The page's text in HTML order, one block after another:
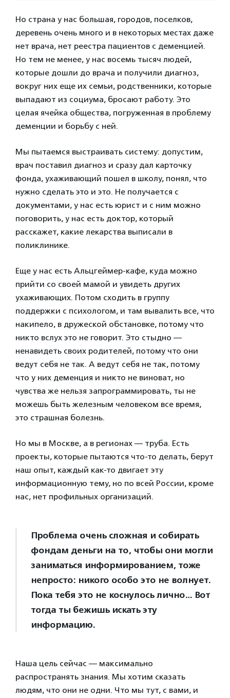
Но страна у нас большая, городов, поселков,
деревень очень много и в некоторых местах даже
нет врача, нет реестра пациентов с деменцией.
Но тем не менее, у нас восемь тысяч людей,
которые дошли до врача и получили диагноз,
вокруг них еще их семьи, родственники, которые
выпадают из социума, бросают работу. Это
целая ячейка общества, погруженная в проблему
деменции и борьбу с ней.
Мы пытаемся выстраивать систему: допустим,
врач поставил диагноз и сразу дал карточку
фонда, ухаживающий пошел в школу, понял, что
нужно сделать это и это. Не получается с
документами, у нас есть юрист и с ним можно
поговорить, у нас есть доктор, который
расскажет, какие лекарства выписали в
поликлинике.
Еще у нас есть Альцгеймер-кафе, куда можно
прийти со своей мамой и увидеть других
ухаживающих. Потом сходить в группу
поддержки с психологом, и там вывалить все, что
накипело, в дружеской обстановке, потому что
никто вслух это не говорит. Это стыдно —
ненавидеть своих родителей, потому что они
ведут себя не так. А ведут себя не так, потому
что у них деменция и никто не виноват, но
чувства же нельзя запрограммировать, ты не
можешь быть железным человеком все время,
это страшная болезнь.
Но мы в Москве, а в регионах — труба. Есть
проекты, которые пытаются что-то делать, берут
наш опыт, каждый как-то двигает эту
информационную тему, но по всей России, кроме
нас, нет профильных организаций.
Проблема очень сложная и собирать
фондам деньги на то, чтобы они могли
заниматься информированием, тоже
непросто: никого особо это не волнует.
Пока тебя это не коснулось лично… Вот
тогда ты бежишь искать эту
информацию.
Наша цель сейчас — максимально
распространять знания. Мы хотим сказать
людям, что они не одни. Что мы тут, с вами, и